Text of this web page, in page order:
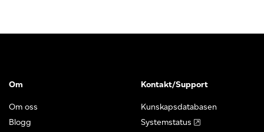
Om
Om oss
Blogg
Kontakt/Support
Kunskapsdatabasen
Systemstatus